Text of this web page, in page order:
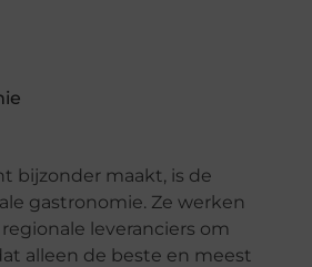
bijzonder maakt, is de
gastronomie. Ze werken
leveranciers om
alleen de beste en meest